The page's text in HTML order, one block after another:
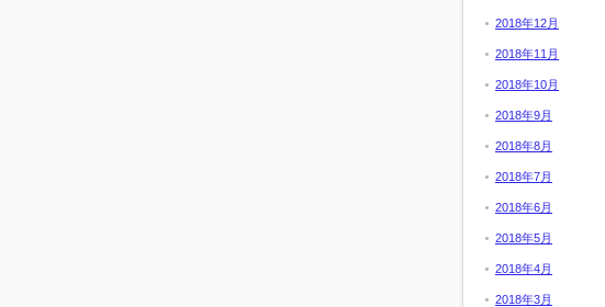
2018年12月
2018年11月
2018年10月
2018年9月
2018年8月
2018年7月
2018年6月
2018年5月
2018年4月
2018年3月